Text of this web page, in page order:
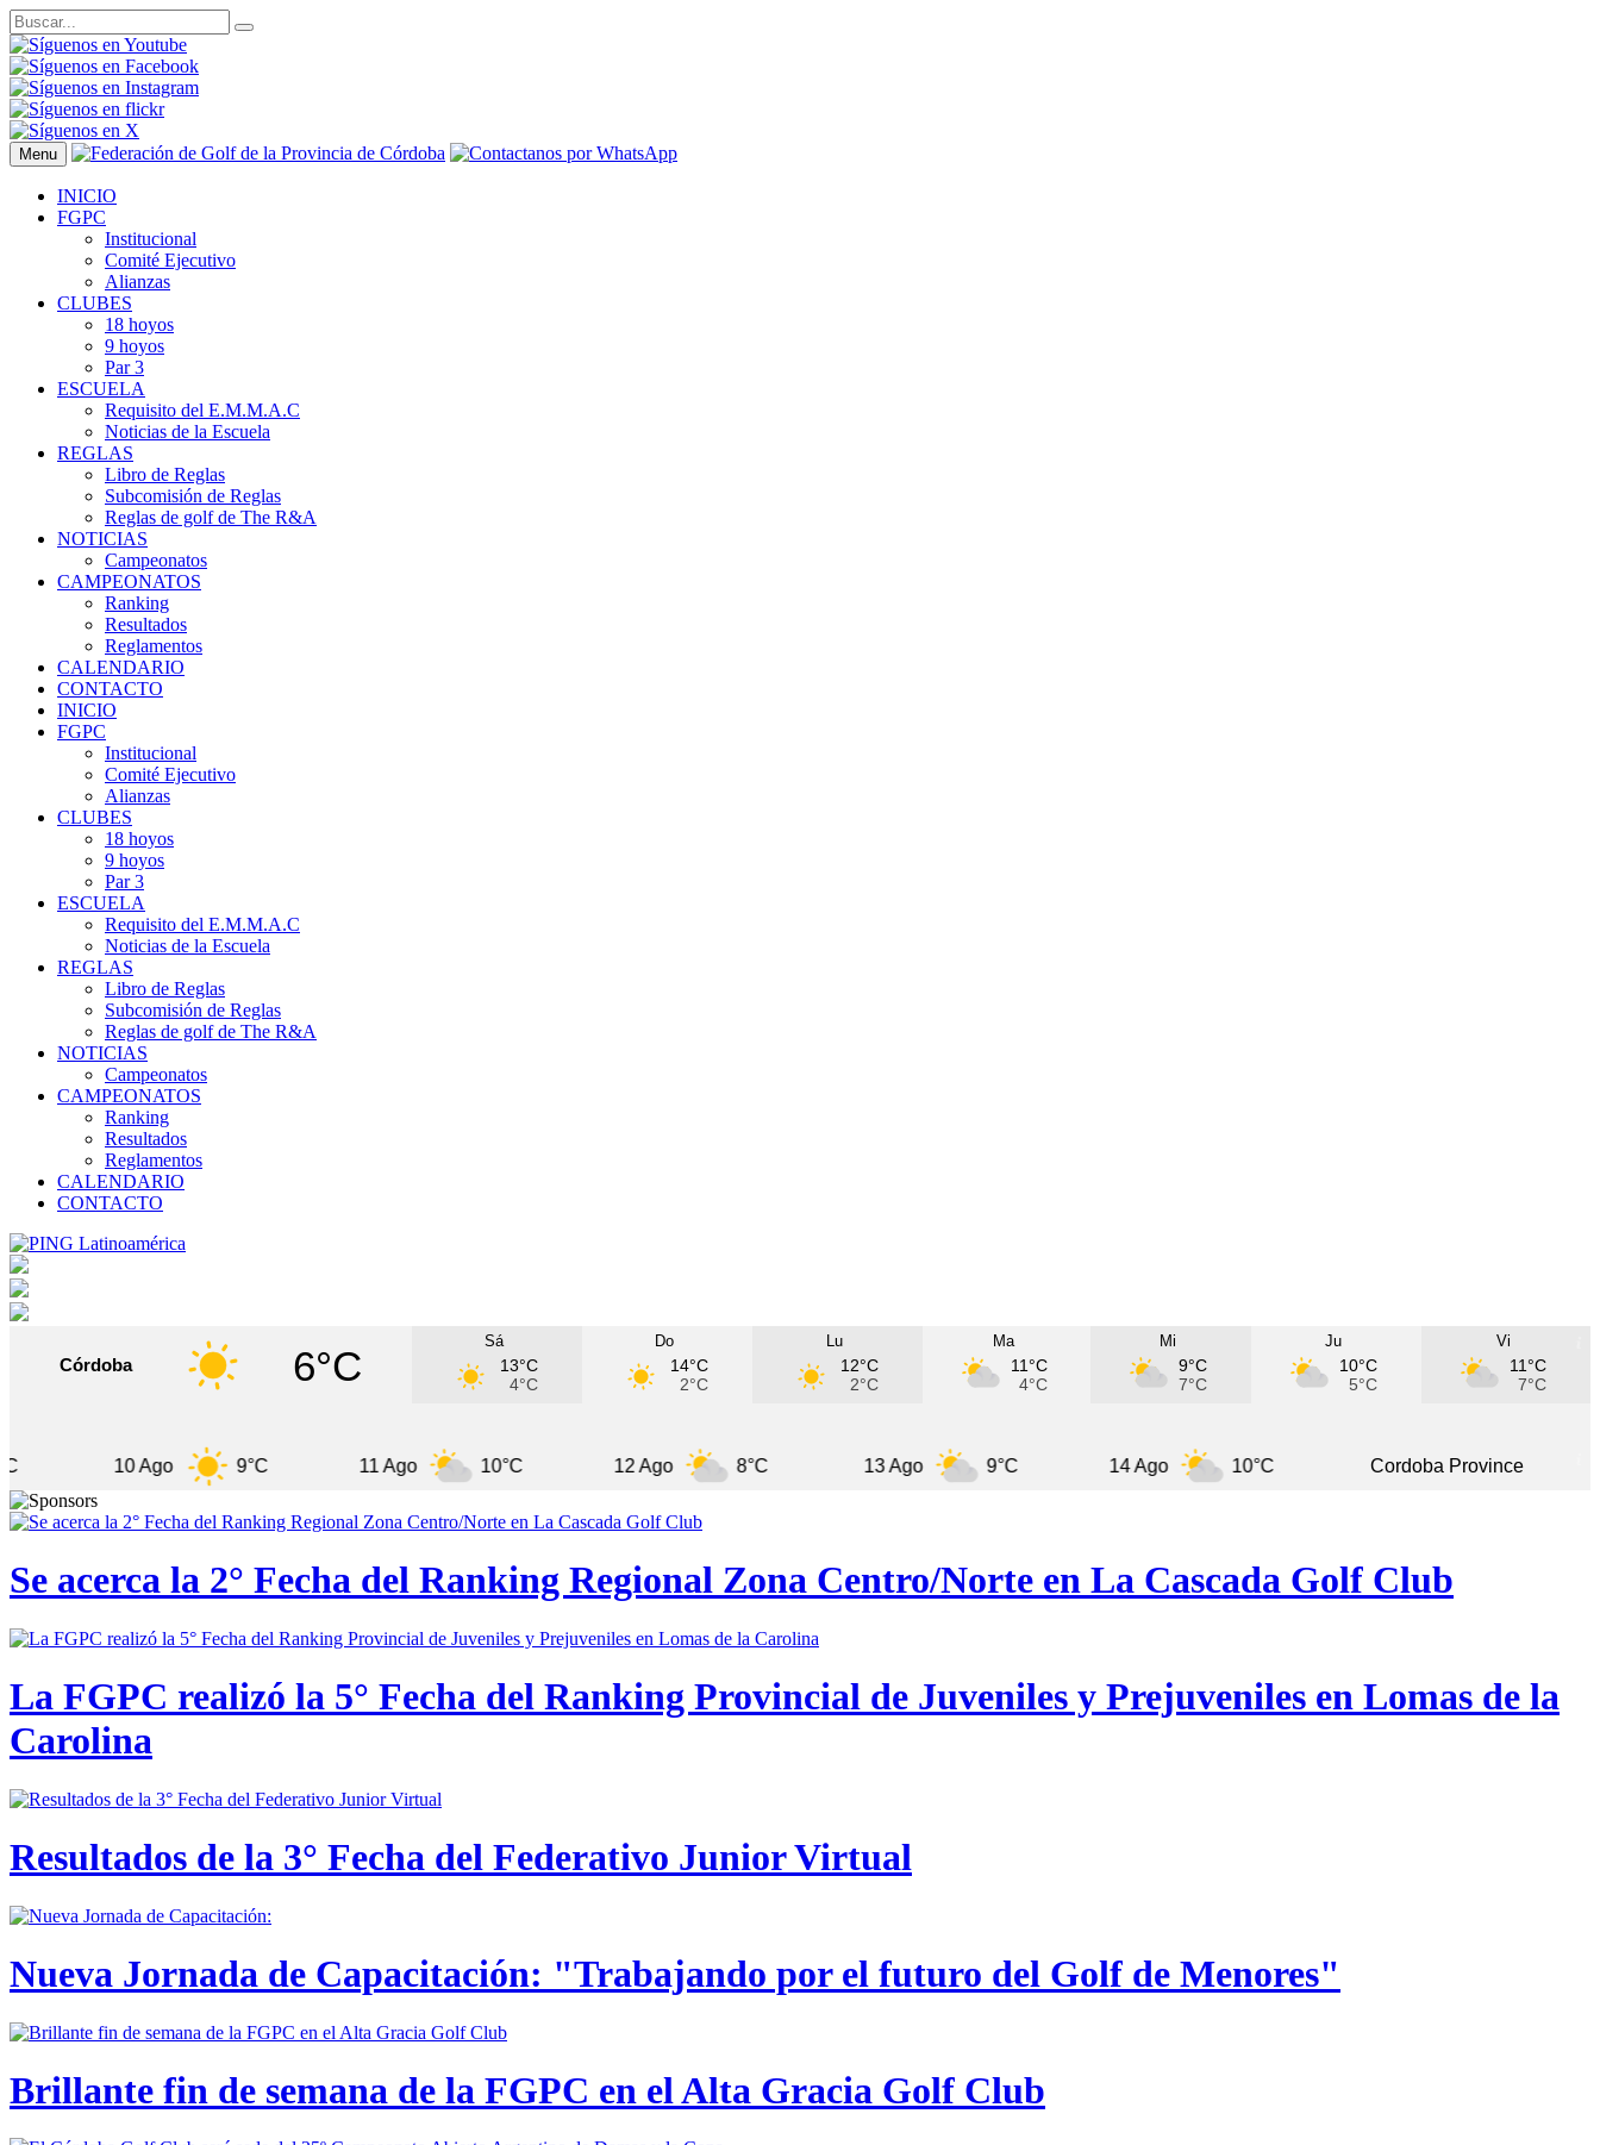
Menu
INICIO
FGPC
Institucional
Comité Ejecutivo
Alianzas
CLUBES
18 hoyos
9 hoyos
Par 3
ESCUELA
Requisito del E.M.M.A.C
Noticias de la Escuela
REGLAS
Libro de Reglas
Subcomisión de Reglas
Reglas de golf de The R&A
NOTICIAS
Campeonatos
CAMPEONATOS
Ranking
Resultados
Reglamentos
CALENDARIO
CONTACTO
INICIO
FGPC
Institucional
Comité Ejecutivo
Alianzas
CLUBES
18 hoyos
9 hoyos
Par 3
ESCUELA
Requisito del E.M.M.A.C
Noticias de la Escuela
REGLAS
Libro de Reglas
Subcomisión de Reglas
Reglas de golf de The R&A
NOTICIAS
Campeonatos
CAMPEONATOS
Ranking
Resultados
Reglamentos
CALENDARIO
CONTACTO
Córdoba 6°C
Sá
13°C
4°C
Do
14°C
2°C
Lu
12°C
2°C
Ma
11°C
4°C
Mi
9°C
7°C
Ju
10°C
5°C
Vi
11°C
7°C
9°C 10°C 8°C 9°C 10°C Cordoba Province
Se acerca la 2° Fecha del Ranking Regional Zona Centro/Norte en La Cascada Golf Club
La FGPC realizó la 5° Fecha del Ranking Provincial de Juveniles y Prejuveniles en Lomas de la
Carolina
Resultados de la 3° Fecha del Federativo Junior Virtual
Nueva Jornada de Capacitación: "Trabajando por el futuro del Golf de Menores"
Brillante fin de semana de la FGPC en el Alta Gracia Golf Club